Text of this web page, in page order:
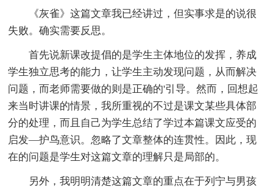
《灰雀》这篇文章我已经讲过，但实事求是的说很
失败。确实需要反思。
首先说新课改提倡的是学生主体地位的发挥，养成
学生独立思考的能力，让学生主动发现问题，从而解决
问题，而老师需要做的则是正确的'引导。然而，回想起
来当时讲课的情景，我所重视的不过是课文某些具体部
分的处理，而且自己为学生总结了学过本篇课文应受的
启发—护鸟意识。忽略了文章整体的连贯性。因此，现
在的问题是学生对这篇文章的理解只是局部的。
另外，我明明清楚这篇文章的重点在于列宁与男孩